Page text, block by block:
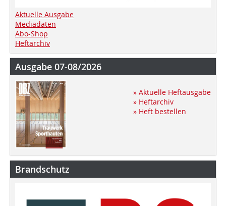
Aktuelle Ausgabe
Mediadaten
Abo-Shop
Heftarchiv
Ausgabe 07-08/2026
» Aktuelle Heftausgabe
» Heftarchiv
» Heft bestellen
Brandschutz